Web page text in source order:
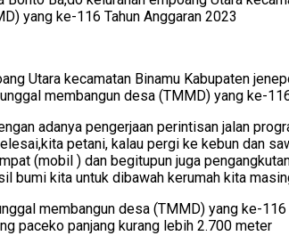
yang ke-116 Tahun Anggaran 2023
Utara kecamatan Binamu Kabupaten
membangun desa (TMMD) yang ke-
adanya pengerjaan perintisan jalan
petani, kalau pergi ke kebun dan
(mobil ) dan begitupun juga
bumi kita untuk dibawah kerumah kita
membangun desa (TMMD) yang ke-
paceko panjang kurang lebih 2.700 meter